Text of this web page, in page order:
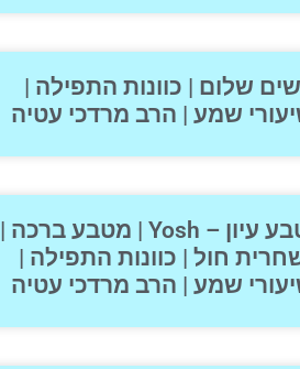
שים שלום | כוונות התפילה |
שמע | הרב מרדכי עטיה
מטבע עיון – Yosh | מטבע ברכה |
חול | כוונות התפילה |
שמע | הרב מרדכי עטיה